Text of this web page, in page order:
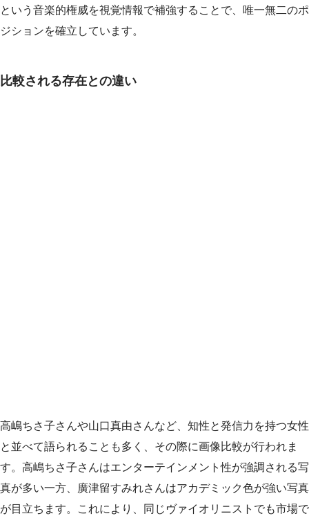
という音楽的権威を視覚情報で補強することで、唯一無二のポ
ジションを確立しています。
比較される存在との違い
高嶋ちさ子さんや山口真由さんなど、知性と発信力を持つ女性
と並べて語られることも多く、その際に画像比較が行われま
す。高嶋ちさ子さんはエンターテインメント性が強調される写
真が多い一方、廣津留すみれさんはアカデミック色が強い写真
が目立ちます。これにより、同じヴァイオリニストでも市場で